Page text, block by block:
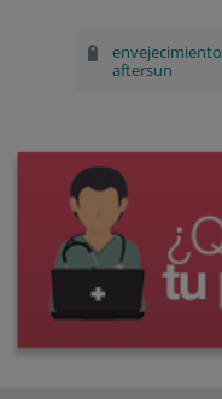
envejecimiento
aftersun